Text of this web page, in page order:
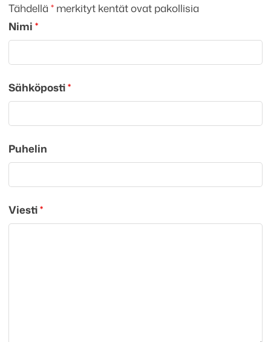
Tähdellä * merkityt kentät ovat pakollisia
Nimi *
Sähköposti*
Puhelin
Viesti*